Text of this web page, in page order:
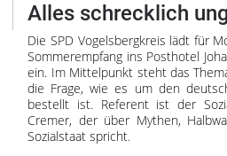
Alles schrecklich
Die SPD Vogelsbergkreis lädt für
Sommerempfang ins Posthotel
ein. Im Mittelpunkt steht das
die Frage, wie es um den
bestellt ist. Referent ist der
Cremer, der über Mythen,
Sozialstaat spricht.